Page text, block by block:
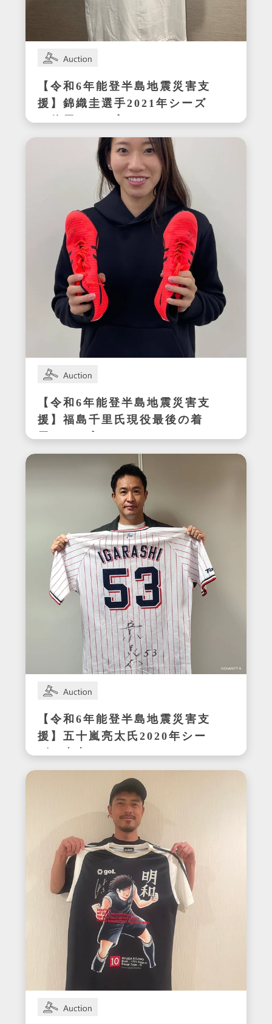
【令和6年能登半島地震災害支
援】錦織圭選手2021年シーズ
ン使用サイン入りウェア
【令和6年能登半島地震災害支
援】福島千里氏現役最後の着
用サイン入りスパイク
【令和6年能登半島地震災害支
援】五十嵐亮太氏2020年シー
ズン東京ヤクルトスワローズ
在籍時の着用サイン入りユニ